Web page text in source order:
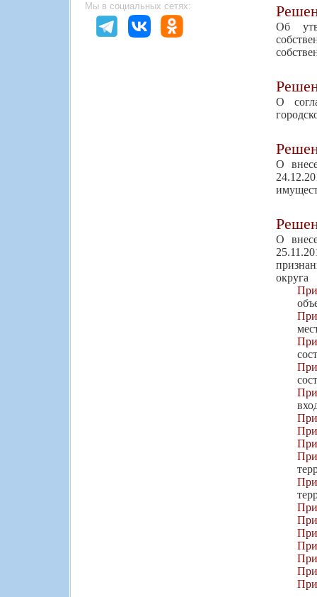
Мы в социальных сетях:
Об
О
О
О
округа